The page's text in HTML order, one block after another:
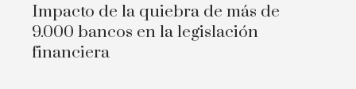
Impacto de la quiebra de más de
9.000 bancos en la legislación
financiera